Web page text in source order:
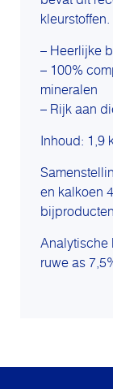
kleurstoffen.
– Heerlijke
– 100%
mineralen
– Rijk aan
Inhoud: 1,9
en kalkoen
Analytische
ruwe as